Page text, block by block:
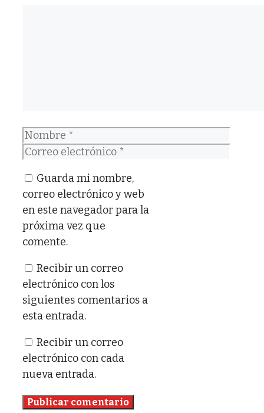
Nombre
Correo
Guarda mi nombre,
correo electrónico y web
en este navegador para la
próxima vez que
comente.
Recibir un correo
electrónico con los
siguientes comentarios a
esta entrada.
Recibir un correo
electrónico con cada
nueva entrada.